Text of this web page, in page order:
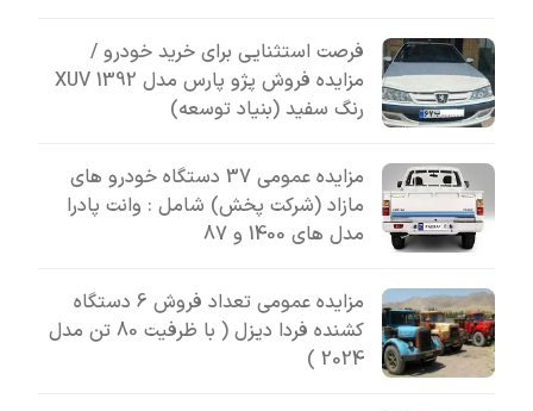
فرصت استثنایی برای خرید خودرو /
مزایده فروش پژو پارس مدل 1392 XUV
رنگ سفید (بنیاد توسعه)
مزایده عمومی 37 دستگاه خودرو های
مازاد (شرکت پخش) شامل : وانت پادرا
مدل های 1400 و 87
مزایده عمومی تعداد فروش 6 دستگاه
کشنده فردا دیزل ( با ظرفیت 80 تن مدل
2024 )